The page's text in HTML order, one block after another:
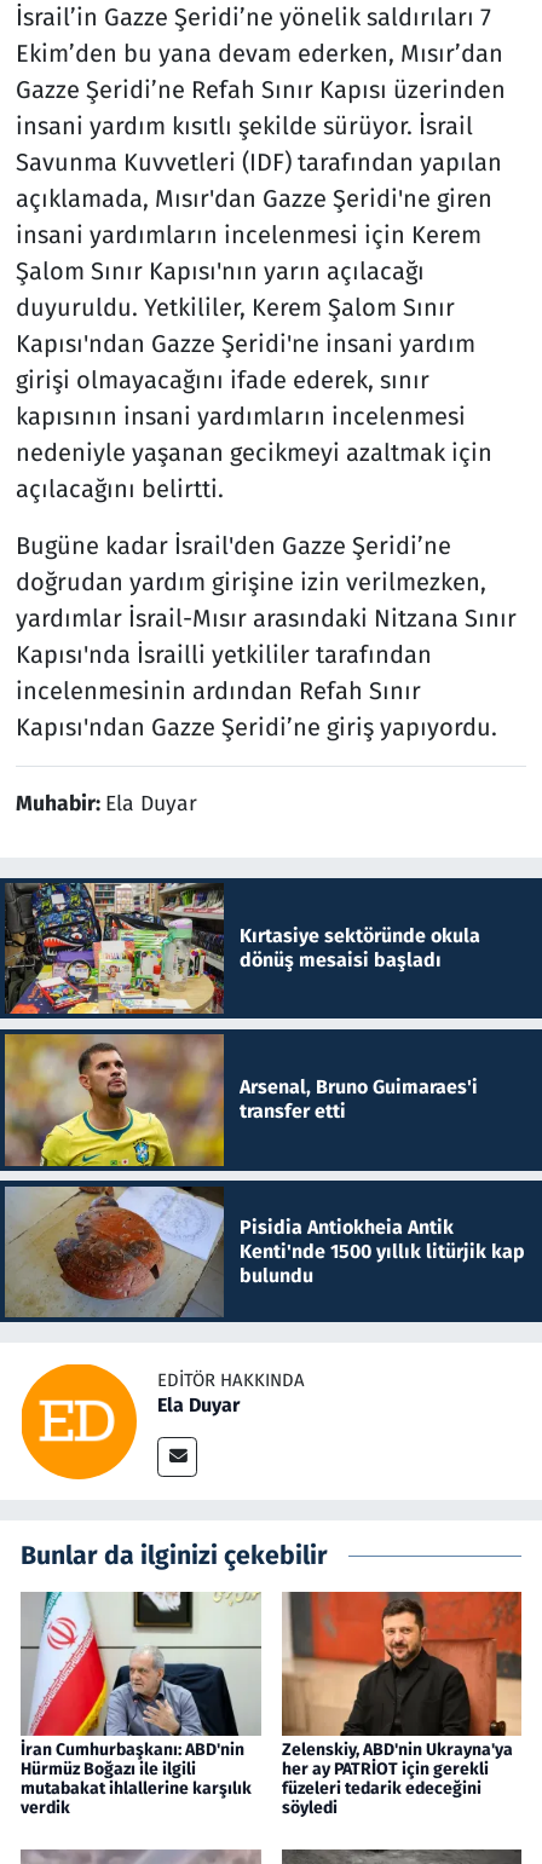
İsrail’in Gazze Şeridi’ne yönelik saldırıları 7
Ekim’den bu yana devam ederken, Mısır’dan
Gazze Şeridi’ne Refah Sınır Kapısı üzerinden
insani yardım kısıtlı şekilde sürüyor. İsrail
Savunma Kuvvetleri (IDF) tarafından yapılan
açıklamada, Mısır'dan Gazze Şeridi'ne giren
insani yardımların incelenmesi için Kerem
Şalom Sınır Kapısı'nın yarın açılacağı
duyuruldu. Yetkililer, Kerem Şalom Sınır
Kapısı'ndan Gazze Şeridi'ne insani yardım
girişi olmayacağını ifade ederek, sınır
kapısının insani yardımların incelenmesi
nedeniyle yaşanan gecikmeyi azaltmak için
açılacağını belirtti.
Bugüne kadar İsrail'den Gazze Şeridi’ne
doğrudan yardım girişine izin verilmezken,
yardımlar İsrail-Mısır arasındaki Nitzana Sınır
Kapısı'nda İsrailli yetkililer tarafından
incelenmesinin ardından Refah Sınır
Kapısı'ndan Gazze Şeridi’ne giriş yapıyordu.
Muhabir: Ela Duyar
Kırtasiye sektöründe okula
dönüş mesaisi başladı
Arsenal, Bruno Guimaraes'i
transfer etti
Pisidia Antiokheia Antik
Kenti'nde 1500 yıllık litürjik kap
bulundu
EDITÖR HAKKINDA
Ela Duyar
Bunlar da ilginizi çekebilir
İran Cumhurbaşkanı: ABD'nin
Hürmüz Boğazı ile ilgili
mutabakat ihlallerine karşılık
verdik
Zelenskiy, ABD'nin Ukrayna'ya
her ay PATRİOT için gerekli
füzeleri tedarik edeceğini
söyledi
Spor
Teknoloji ve Bilim
Televizyon